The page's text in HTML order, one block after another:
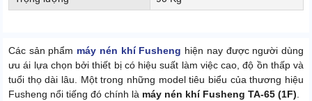
Các sản phẩm máy nén khí Fusheng hiện nay được người dùng
ưu ái lựa chọn bởi thiết bị có hiệu suất làm việc cao, độ ồn thấp và
tuổi thọ dài lâu. Một trong những model tiêu biểu của thương hiệu
Fusheng nổi tiếng đó chính là máy nén khí Fusheng TA-65 (1F)